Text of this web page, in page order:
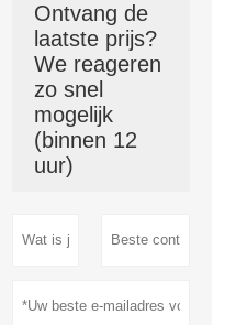
Ontvang de
laatste prijs?
We reageren
zo snel
mogelijk
(binnen 12
uur)